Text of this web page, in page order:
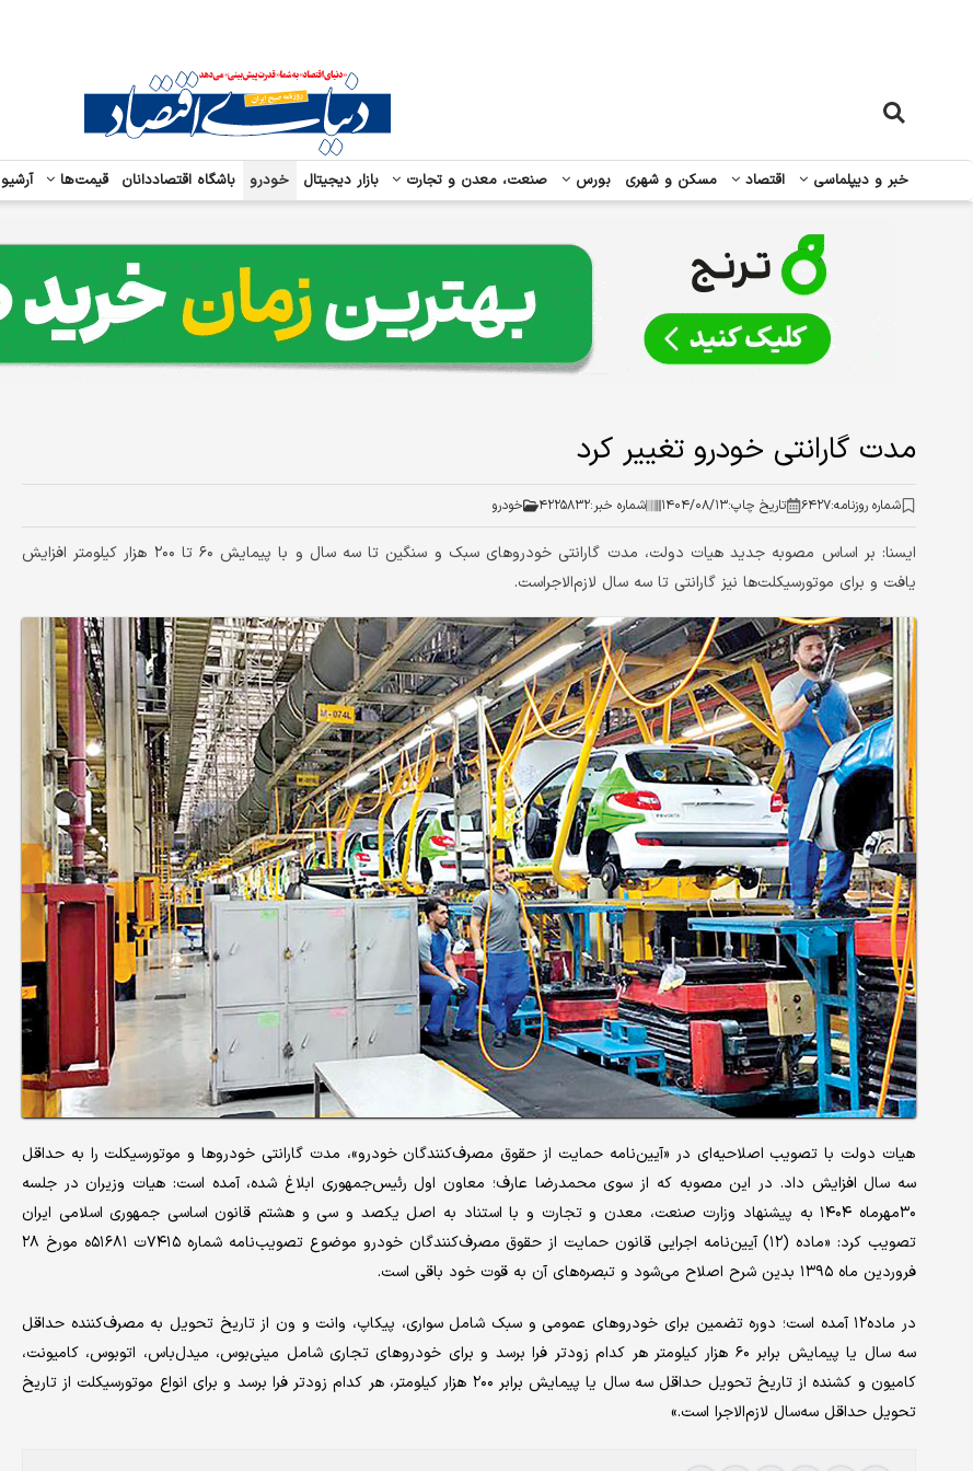
خبر و دیپلماسی اقتصاد مسکن و شهری بورس صنعت، معدن و تجارت بازار دیجیتال خودرو باشگاه اقتصاددانان قیمت‌ها آرشیو
مدت گارانتی خودرو تغییر کرد
شماره روزنامه:۶۴۲۷ تاریخ چاپ:۱۴۰۴/۰۸/۱۳ شماره خبر:۴۲۲۵۸۳۲ خودرو
ایسنا: بر اساس مصوبه جدید هیات دولت، مدت گارانتی خودروهای سبک و سنگین تا سه سال و با پیمایش ۶۰ تا ۲۰۰ هزار کیلومتر افزایش
یافت و برای موتورسیکلت‌ها نیز گارانتی تا سه سال لازم‌الاجراست.
هیات دولت با تصویب اصلاحیه‌ای در «آیین‌نامه حمایت از حقوق مصرف‌کنندگان خودرو»، مدت گارانتی خودروها و موتورسیکلت را به حداقل
سه سال افزایش داد. در این مصوبه که از سوی محمدرضا عارف؛ معاون اول رئیس‌جمهوری ابلاغ شده، آمده است: هیات وزیران در جلسه
۳۰مهرماه ۱۴۰۴ به پیشنهاد وزارت صنعت، معدن و تجارت و با استناد به اصل یکصد و سی و هشتم قانون اساسی جمهوری اسلامی ایران
تصویب کرد: «ماده (۱۲) آیین‌نامه اجرایی قانون حمایت از حقوق مصرف‌کنندگان خودرو موضوع تصویب‌نامه شماره ۷۴۱۵ت ۵۱۶۸۱ه مورخ ۲۸
فروردین ماه ۱۳۹۵ بدین شرح اصلاح می‌شود و تبصره‌های آن به قوت خود باقی است.
در ماده‌۱۲ آمده است؛ دوره تضمین برای خودروهای عمومی و سبک شامل سواری، پیکاپ، وانت و ون از تاریخ تحویل به مصرف‌کننده حداقل
سه سال یا پیمایش برابر ۶۰ هزار کیلومتر هر کدام زودتر فرا برسد و برای خودروهای تجاری شامل مینی‌بوس، میدل‌باس، اتوبوس، کامیونت،
کامیون و کشنده از تاریخ تحویل حداقل سه سال یا پیمایش برابر ۲۰۰ هزار کیلومتر، هر کدام زودتر فرا برسد و برای انواع موتورسیکلت از تاریخ
تحویل حداقل سه‌سال لازم‌الاجرا است.»